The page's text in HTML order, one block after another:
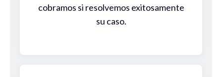
cobramos si resolvemos exitosamente
su caso.